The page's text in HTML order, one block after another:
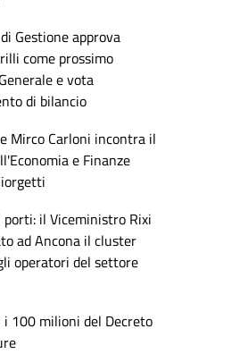
Gestione approva
come prossimo
e vota
di bilancio
Mirco Carloni incontra il
e Finanze
porti: il Viceministro Rixi
ad Ancona il cluster
operatori del settore
100 milioni del Decreto